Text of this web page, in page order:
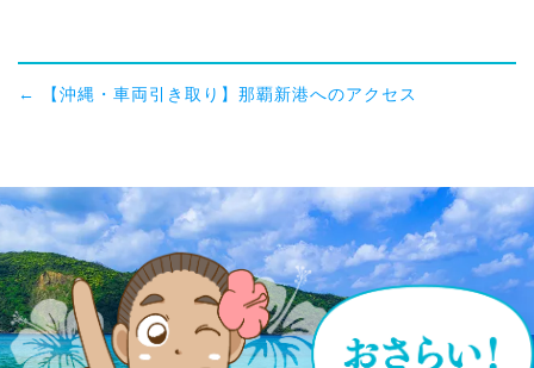
← 【沖縄・車両引き取り】那覇新港へのアクセス